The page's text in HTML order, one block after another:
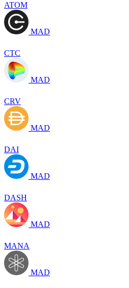
ATOM
MAD
CTC
MAD
CRV
MAD
DAI
MAD
DASH
MAD
MANA
MAD